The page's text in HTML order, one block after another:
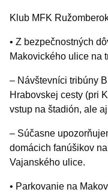
Klub MFK
• Z bezpečnostných
Makovického ulice na
– Návštevníci tribúny
Hrabovskej cesty (pri
vstup na štadión, ale
– Súčasne
domácich fanúšikov
Vajanského ulice.
• Parkovanie na